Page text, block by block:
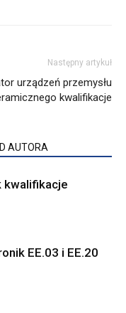
Następny artykuł
urządzeń przemysłu
kwalifikacje
AUTORA
kwalifikacje
EE.03 i EE.20